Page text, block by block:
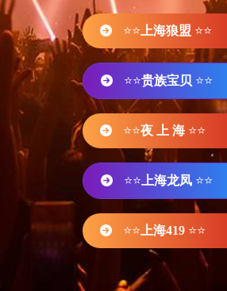
⭐⭐ 上海狼盟 ⭐⭐
⭐⭐贵族宝贝 ⭐⭐
⭐⭐夜 上 海 ⭐⭐
⭐⭐ 上海龙凤 ⭐⭐
⭐⭐ 上海419 ⭐⭐